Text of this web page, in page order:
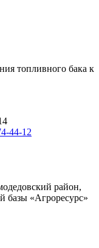
топливного бака к
44-12
район,
базы «Агроресурс»